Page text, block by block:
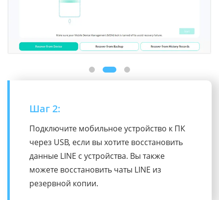
Шаг 3:
После подключения программное
обеспечение проанализирует вашу базу
данных LINE, а затем загрузит и отобразит
чаты LINE на интерфейсе. Затем вы
можете восстановить нужные чаты на